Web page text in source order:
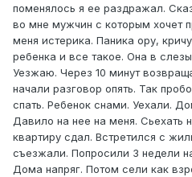
поменялось я ее раздражал.
во мне мужчин с которым хочет
меня истерика. Паника ору,
ребенка и все такое. Она в
Уезжаю. Через 10 минут
начали разговор опять. Так
спать. Ребенок снами. Уехали.
Давило на нее на меня. Сьехать
квартиру сдал. Встретился с
съезжали. Попросили 3 недели
Дома напряг. Потом сели как